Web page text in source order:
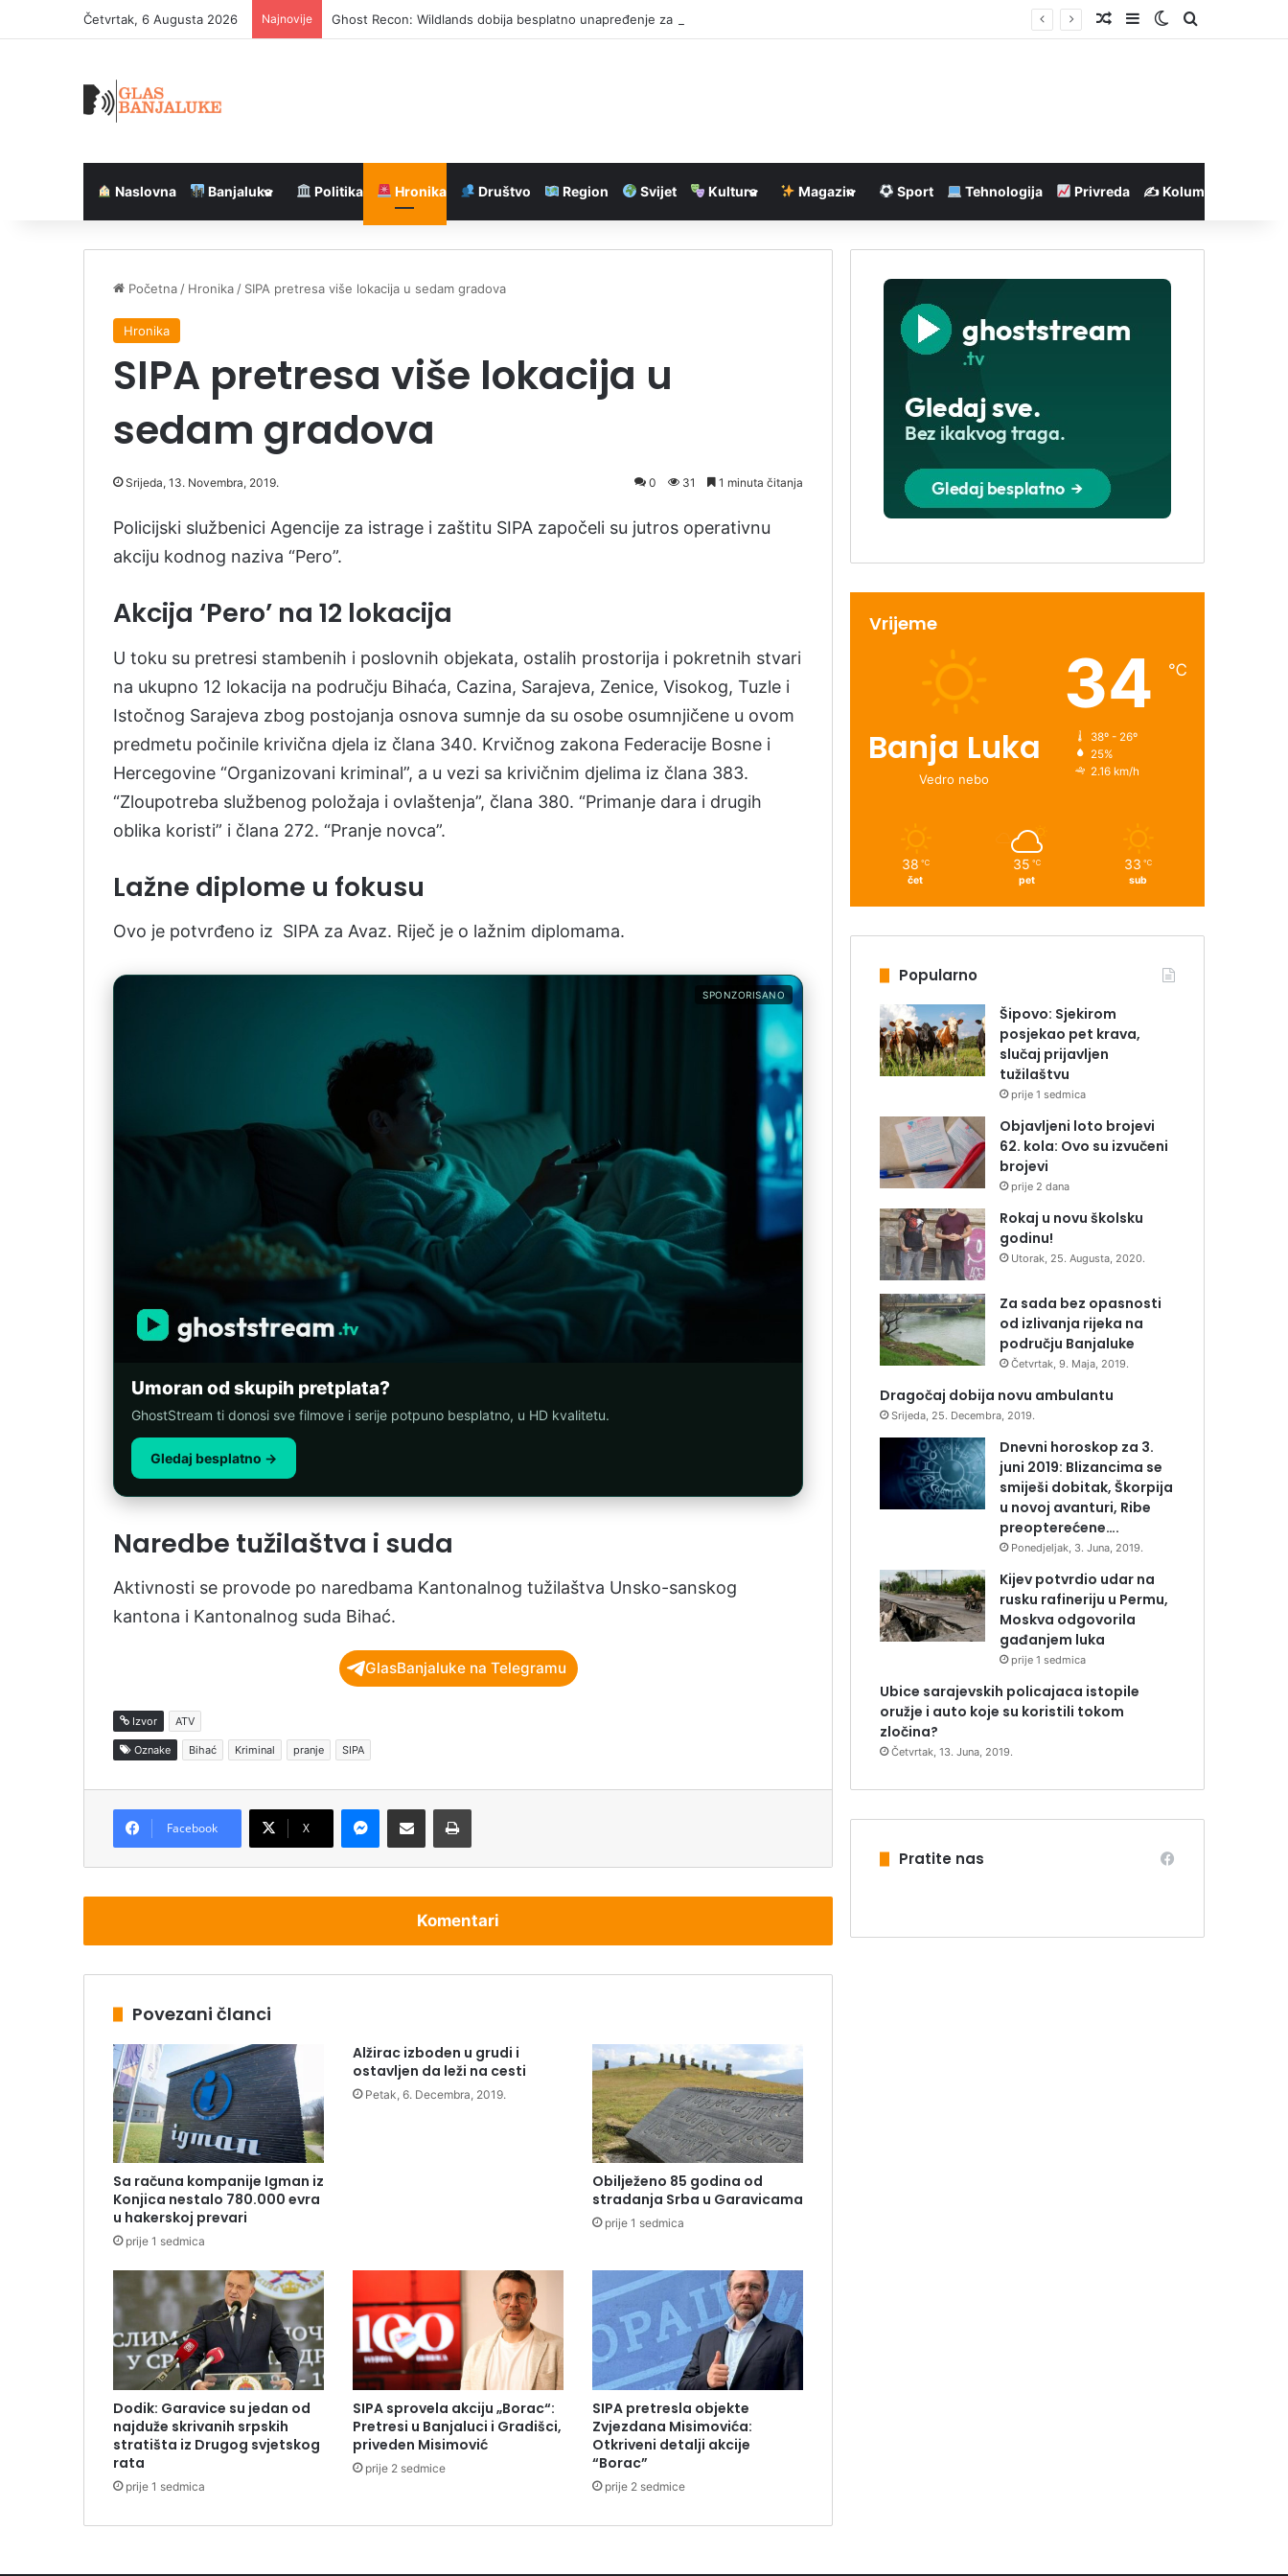
Četvrtak, 6 Augusta 2026 Najnovije Ghost Recon: Wildlands dobija besplatno unapređenje za nove konzole Nasumičan članak
SidebarSwitch skin
Pretraga
Naslovna Banjaluka Politika Hronika Društvo Region Svijet Kultura Magazin Sport Tehnologija Privreda ✍️ Kolumne
Početna / Hronika / SIPA pretresa više lokacija u sedam gradova
Hronika
SIPA pretresa više lokacija u
sedam gradova
Srijeda, 13. Novembra, 2019. 0 31 1 minuta čitanja
Policijski službenici Agencije za istrage i zaštitu SIPA započeli su jutros operativnu
akciju kodnog naziva “Pero”.
Akcija ‘Pero’ na 12 lokacija
U toku su pretresi stambenih i poslovnih objekata, ostalih prostorija i pokretnih stvari
na ukupno 12 lokacija na području Bihaća, Cazina, Sarajeva, Zenice, Visokog, Tuzle i
Istočnog Sarajeva zbog postojanja osnova sumnje da su osobe osumnjičene u ovom
predmetu počinile krivična djela iz člana 340. Krvičnog zakona Federacije Bosne i
Hercegovine “Organizovani kriminal”, a u vezi sa krivičnim djelima iz člana 383.
“Zloupotreba službenog položaja i ovlaštenja”, člana 380. “Primanje dara i drugih
oblika koristi” i člana 272. “Pranje novca”.
Lažne diplome u fokusu
Ovo je potvrđeno iz SIPA za Avaz. Riječ je o lažnim diplomama.
SPONZORISANO
Umoran od skupih pretplata?
GhostStream ti donosi sve filmove i serije potpuno besplatno, u HD kvalitetu.
Gledaj besplatno →
Naredbe tužilaštva i suda
Aktivnosti se provode po naredbama Kantonalnog tužilaštva Unsko-sanskog
kantona i Kantonalnog suda Bihać.
GlasBanjaluke na Telegramu
Izvor ATV
Oznake Bihać Kriminal pranje SIPA
Facebook X
Komentari
Povezani članci
Sa računa kompanije Igman iz
Konjica nestalo 780.000 evra
u hakerskoj prevari
prije 1 sedmica
Alžirac izboden u grudi i
ostavljen da leži na cesti
Petak, 6. Decembra, 2019.
Obilježeno 85 godina od
stradanja Srba u Garavicama
prije 1 sedmica
Dodik: Garavice su jedan od
najduže skrivanih srpskih
stratišta iz Drugog svjetskog
rata
prije 1 sedmica
SIPA sprovela akciju „Borac“:
Pretresi u Banjaluci i Gradišci,
priveden Misimović
prije 2 sedmice
SIPA pretresla objekte
Zvjezdana Misimovića:
Otkriveni detalji akcije
“Borac”
prije 2 sedmice
Vrijeme
Banja Luka
Vedro nebo
34 ℃
38º - 26º
25%
2.16 km/h
38 ℃
čet
35 ℃
pet
33 ℃
sub
Popularno
Šipovo: Sjekirom
posjekao pet krava,
slučaj prijavljen
tužilaštvu
prije 1 sedmica
Objavljeni loto brojevi
62. kola: Ovo su izvučeni
brojevi
prije 2 dana
Rokaj u novu školsku
godinu!
Utorak, 25. Augusta, 2020.
Za sada bez opasnosti
od izlivanja rijeka na
području Banjaluke
Četvrtak, 9. Maja, 2019.
Dragočaj dobija novu ambulantu
Srijeda, 25. Decembra, 2019.
Dnevni horoskop za 3.
juni 2019: Blizancima se
smiješi dobitak, Škorpija
u novoj avanturi, Ribe
preopterećene….
Ponedjeljak, 3. Juna, 2019.
Kijev potvrdio udar na
rusku rafineriju u Permu,
Moskva odgovorila
gađanjem luka
prije 1 sedmica
Ubice sarajevskih policajaca istopile
oružje i auto koje su koristili tokom
zločina?
Četvrtak, 13. Juna, 2019.
Pratite nas